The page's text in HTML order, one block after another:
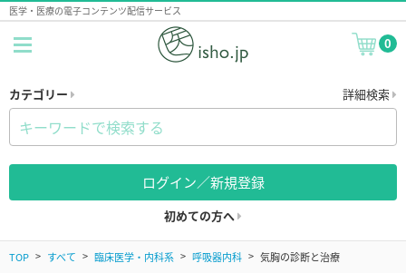
医学・医療の電子コンテンツ配信サービス
0
カテゴリー 詳細検索
ログイン／新規登録
初めての方へ
TOP すべて 臨床医学・内科系 呼吸器内科 気胸の診断と治療